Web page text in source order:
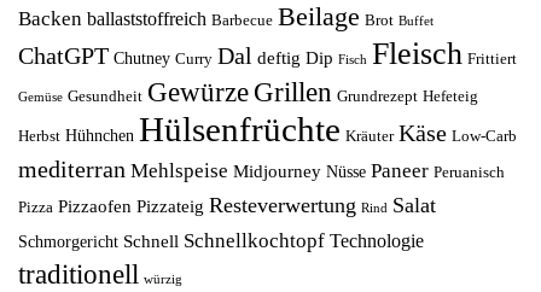
Backen ballaststoffreich Barbecue Beilage Brot Buffet
ChatGPT Chutney Curry Dal deftig Dip Fisch Fleisch Frittiert
Gemüse Gesundheit Gewürze Grillen Grundrezept Hefeteig
Herbst Hühnchen Hülsenfrüchte Kräuter Käse Low-Carb
mediterran Mehlspeise Midjourney Nüsse Paneer Peruanisch
Pizza Pizzaofen Pizzateig Resteverwertung Rind Salat
Schmorgericht Schnell Schnellkochtopf Technologie
traditionell würzig